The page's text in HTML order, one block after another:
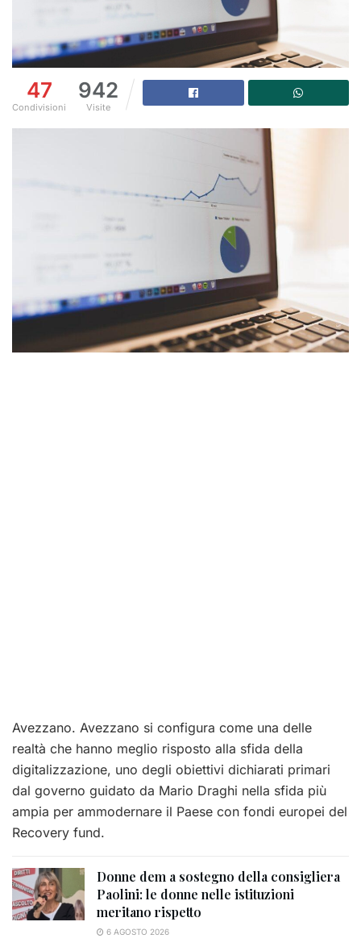
47
Condivisioni
942
Visite
Avezzano. Avezzano si configura come una delle
realtà che hanno meglio risposto alla sfida della
digitalizzazione, uno degli obiettivi dichiarati primari
dal governo guidato da Mario Draghi nella sfida più
ampia per ammodernare il Paese con fondi europei del
Recovery fund.
Donne dem a sostegno della consigliera
Paolini: le donne nelle istituzioni
meritano rispetto
6 AGOSTO 2026